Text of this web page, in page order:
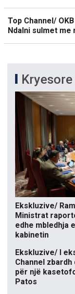
Top Channel/
Ndalni sulmet me
Kryesore
Ekskluzive/
Ministrat
edhe mbledhja
kabinetin
Ekskluzive/ I
Channel
për një
Patos